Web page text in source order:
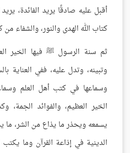
أقبل عليه صادقًا يريد الفائدة،
كتاب الله الهدى والنور، والشفاء من
ثم سنة الرسول ﷺ فيها الخير
وتبينه، وتدل عليه، ففي العناية
وسماعها في كتب أهل العلم
الخير العظيم، والفوائد
يسمعه ويحذر ما يذاع من الشر، ما
الدينية في إذاعة القرآن وما